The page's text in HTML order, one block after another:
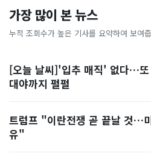
가장 많이 본 뉴스
누적 조회수가 높은 기사를 요약하여 보여
[오늘 날씨]'입추 매직' 없다…
대야까지 펄펄
트럼프 "이란전쟁 곧 끝날 것…
유"